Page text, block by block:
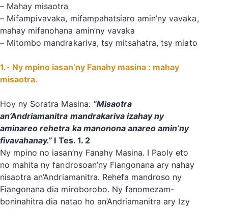
– Mahay misaotra
– Mifampivavaka, mifampahatsiaro amin’ny vavaka,
mahay mifanohana amin’ny vavaka
– Mitombo mandrakariva, tsy mitsahatra, tsy miato
1.- Ny mpino iasan’ny Fanahy masina : mahay
misaotra.
‎‎Hoy ny Soratra Masina: “Misaotra
an’Andriamanitra mandrakariva izahay ny
aminareo rehetra ka manonona anareo amin’ny
fivavahanay.” I Tes. 1. 2
‎Ny mpino no iasan’ny Fanahy Masina. I Paoly eto
no mahita ny fandrosoan’ny Fiangonana ary nahay
nisaotra an’Andriamanitra. Rehefa mandroso ny
Fiangonana dia miroborobo. Ny fanomezam-
boninahitra dia natao ho an’Andriamanitra ary Izy